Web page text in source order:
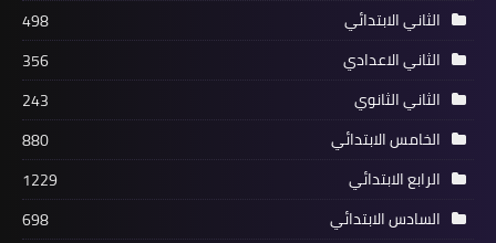
الثاني الابتدائي
498
الثاني الاعدادي
356
الثاني الثانوي
243
الخامس الابتدائي
880
الرابع الابتدائي
1229
السادس الابتدائي
698